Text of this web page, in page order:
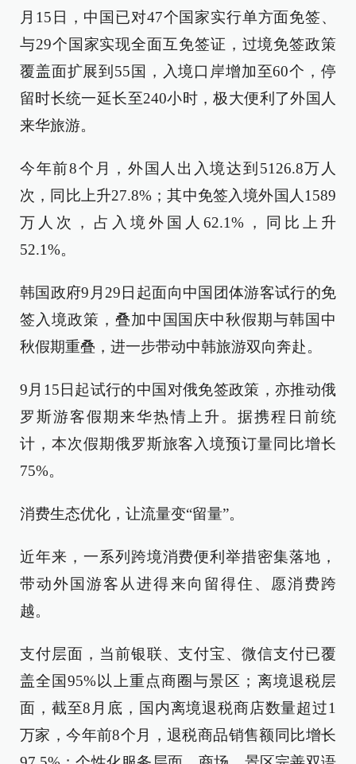
月15日，中国已对47个国家实行单方面免签、
与29个国家实现全面互免签证，过境免签政策
覆盖面扩展到55国，入境口岸增加至60个，停
留时长统一延长至240小时，极大便利了外国人
来华旅游。
今年前8个月，外国人出入境达到5126.8万人
次，同比上升27.8%；其中免签入境外国人1589
万人次，占入境外国人62.1%，同比上升
52.1%。
韩国政府9月29日起面向中国团体游客试行的免
签入境政策，叠加中国国庆中秋假期与韩国中
秋假期重叠，进一步带动中韩旅游双向奔赴。
9月15日起试行的中国对俄免签政策，亦推动俄
罗斯游客假期来华热情上升。据携程日前统
计，本次假期俄罗斯旅客入境预订量同比增长
75%。
消费生态优化，让流量变“留量”。
近年来，一系列跨境消费便利举措密集落地，
带动外国游客从进得来向留得住、愿消费跨
越。
支付层面，当前银联、支付宝、微信支付已覆
盖全国95%以上重点商圈与景区；离境退税层
面，截至8月底，国内离境退税商店数量超过1
万家，今年前8个月，退税商品销售额同比增长